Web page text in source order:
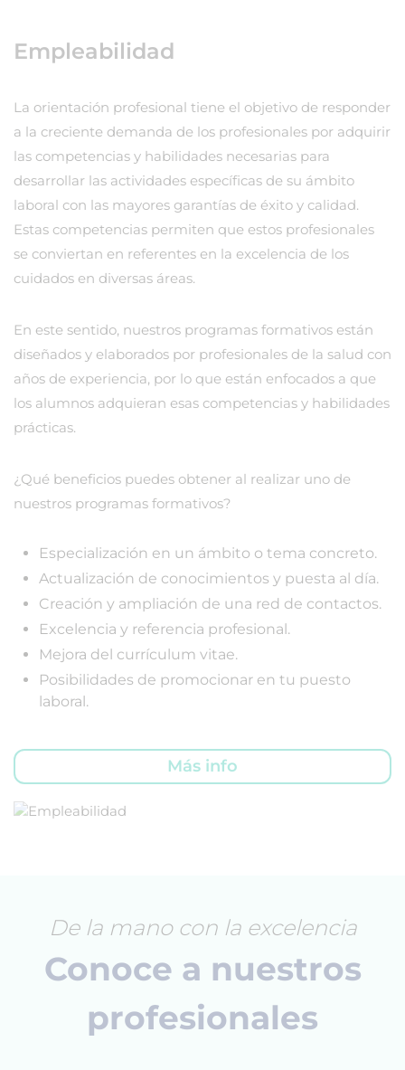
Empleabilidad
La orientación profesional tiene el objetivo de responder
a la creciente demanda de los profesionales por adquirir
las competencias y habilidades necesarias para
desarrollar las actividades específicas de su ámbito
laboral con las mayores garantías de éxito y calidad.
Estas competencias permiten que estos profesionales
se conviertan en referentes en la excelencia de los
cuidados en diversas áreas.
En este sentido, nuestros programas formativos están
diseñados y elaborados por profesionales de la salud con
años de experiencia, por lo que están enfocados a que
los alumnos adquieran esas competencias y habilidades
prácticas.
¿Qué beneficios puedes obtener al realizar uno de
nuestros programas formativos?
Especialización en un ámbito o tema concreto.
Actualización de conocimientos y puesta al día.
Creación y ampliación de una red de contactos.
Excelencia y referencia profesional.
Mejora del currículum vitae.
Posibilidades de promocionar en tu puesto
laboral.
Más info
De la mano con la excelencia
Conoce a nuestros
profesionales